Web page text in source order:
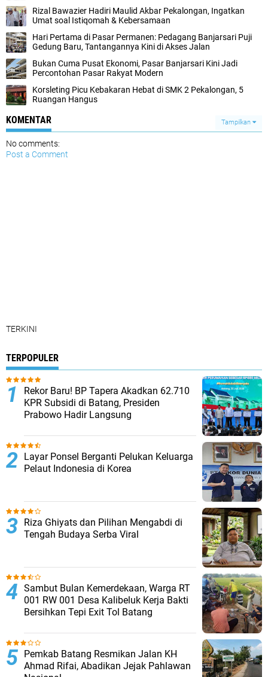
Rizal Bawazier Hadiri Maulid Akbar Pekalongan, Ingatkan
Umat soal Istiqomah & Kebersamaan
Hari Pertama di Pasar Permanen: Pedagang Banjarsari Puji
Gedung Baru, Tantangannya Kini di Akses Jalan
Bukan Cuma Pusat Ekonomi, Pasar Banjarsari Kini Jadi
Percontohan Pasar Rakyat Modern
Korsleting Picu Kebakaran Hebat di SMK 2 Pekalongan, 5
Ruangan Hangus
KOMENTAR Tampilkan
No comments:
Post a Comment
TERKINI
TERPOPULER
Rekor Baru! BP Tapera Akadkan 62.710
KPR Subsidi di Batang, Presiden
Prabowo Hadir Langsung
Layar Ponsel Berganti Pelukan Keluarga
Pelaut Indonesia di Korea
Riza Ghiyats dan Pilihan Mengabdi di
Tengah Budaya Serba Viral
Sambut Bulan Kemerdekaan, Warga RT
001 RW 001 Desa Kalibeluk Kerja Bakti
Bersihkan Tepi Exit Tol Batang
Pemkab Batang Resmikan Jalan KH
Ahmad Rifai, Abadikan Jejak Pahlawan